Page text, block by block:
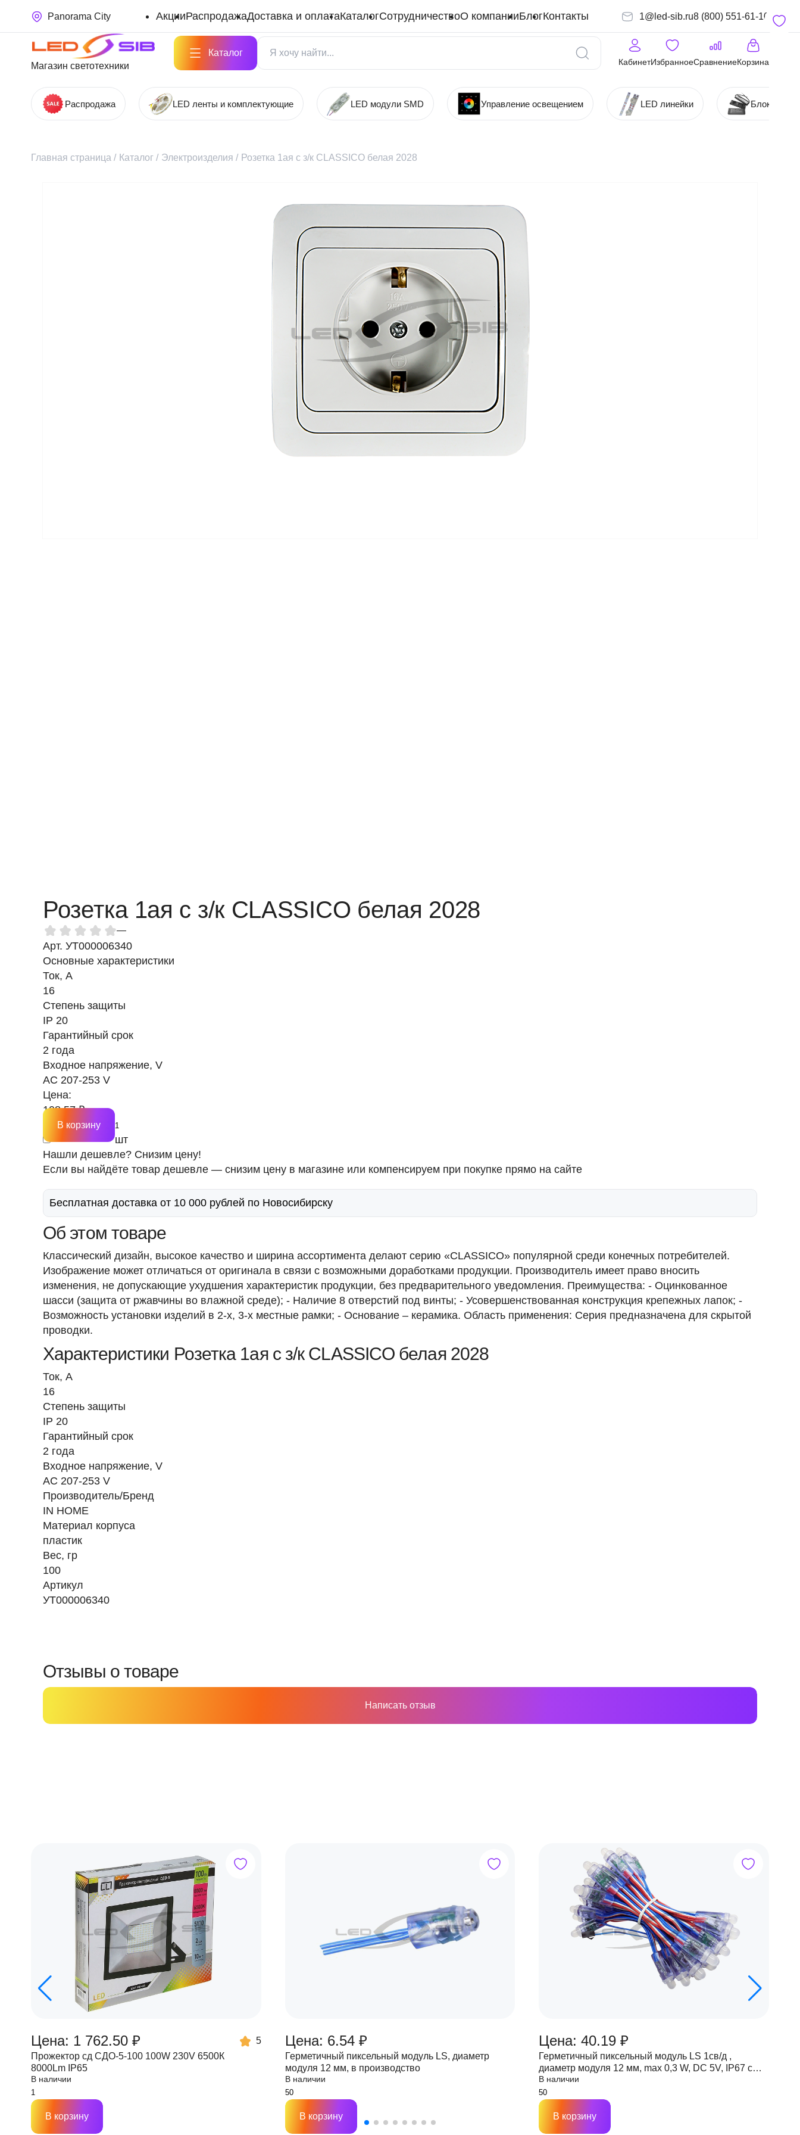
Panorama City АкцииРаспродажаДоставка и оплатаКаталогСотрудничествоО компанииБлогКонтакты 1@led-sib.ru8 (800) 551-61-10
Магазин светотехники
Каталог
КабинетИзбранноеСравнениеКорзина
Распродажа LED ленты и комплектующие LED модули SMD Управление освещением LED линейки Блоки
Главная страница / Каталог / Электроизделия / Розетка 1ая с з/к CLASSICO белая 2028
Розетка 1ая с з/к CLASSICO белая 2028
—
Арт. УТ000006340
Основные характеристики
Ток, A
16
Степень защиты
IP 20
Гарантийный срок
2 года
Входное напряжение, V
AC 207-253 V
Цена:
108.57 ₽
шт
В корзину
Нашли дешевле? Снизим цену!
Если вы найдёте товар дешевле — снизим цену в магазине или компенсируем при покупке прямо на сайте
Бесплатная доставка от 10 000 рублей по Новосибирску
Об этом товаре
Классический дизайн, высокое качество и ширина ассортимента делают серию «CLASSICO» популярной среди конечных потребителей.
Изображение может отличаться от оригинала в связи с возможными доработками продукции. Производитель имеет право вносить
изменения, не допускающие ухудшения характеристик продукции, без предварительного уведомления. Преимущества: - Оцинкованное
шасси (защита от ржавчины во влажной среде); - Наличие 8 отверстий под винты; - Усовершенствованная конструкция крепежных лапок; -
Возможность установки изделий в 2-х, 3-х местные рамки; - Основание – керамика. Область применения: Серия предназначена для скрытой
проводки.
Характеристики Розетка 1ая с з/к CLASSICO белая 2028
Ток, A
16
Степень защиты
IP 20
Гарантийный срок
2 года
Входное напряжение, V
AC 207-253 V
Производитель/Бренд
IN HOME
Материал корпуса
пластик
Вес, гр
100
Артикул
УТ000006340
Отзывы о товаре
Написать отзыв
Цена: 1 762.50 ₽
5
Прожектор сд СДО-5-100 100W 230V 6500К
8000Lm IP65
В наличии
В корзину
Цена: 6.54 ₽
Герметичный пиксельный модуль LS, диаметр
модуля 12 мм, в производство
В наличии
В корзину
Цена: 40.19 ₽
Герметичный пиксельный модуль LS 1св/д ,
диаметр модуля 12 мм, max 0,3 W, DC 5V, IP67 с
чипом 6803
В наличии
В корзину